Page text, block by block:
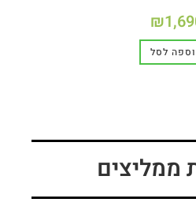
₪
לסל
ממליצים